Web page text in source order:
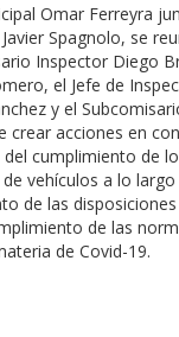
Omar Ferreyra
Spagnolo, se
Inspector Diego
el Jefe de
y el
crear acciones en
cumplimiento de
vehículos a lo
de las
de las
de Covid-19.